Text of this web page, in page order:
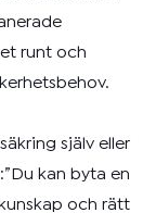
runt och
själv eller
kan byta en
och rätt